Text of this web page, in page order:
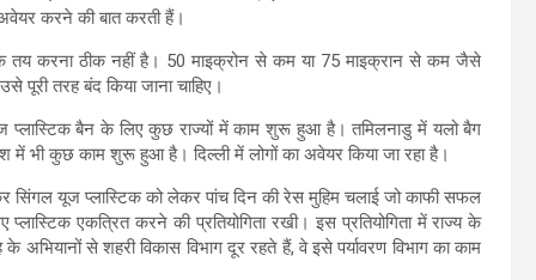
करने की बात करती हैं।
तय करना ठीक नहीं है। 50 माइक्रोन से कम या 75 माइक्रान से कम जैसे
पूरी तरह बंद किया जाना चाहिए।
बैन के लिए कुछ राज्यों में काम शुरू हुआ है। तमिलनाडु में यलो बैग
में भी कुछ काम शुरू हुआ है। दिल्ली में लोगों का अवेयर किया जा रहा है।
सिंगल यूज प्लास्टिक को लेकर पांच दिन की रेस मुहिम चलाई जो काफी सफल
एकत्रित करने की प्रतियोगिता रखी। इस प्रतियोगिता में राज्य के
अभियानों से शहरी विकास विभाग दूर रहते हैं, वे इसे पर्यावरण विभाग का काम